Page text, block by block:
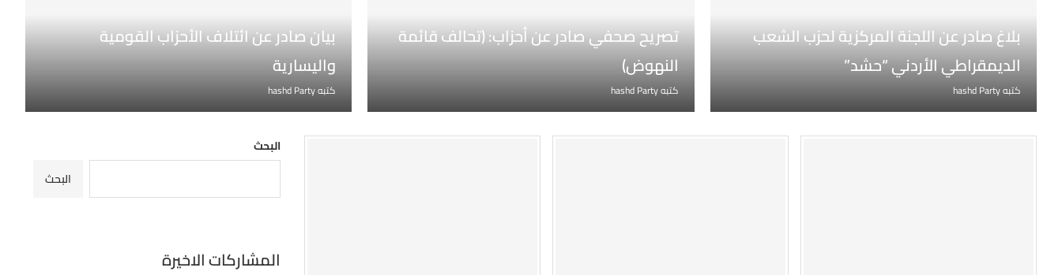
بلاغ صادر عن اللجنة المركزية لحزب الشعب
الديمقراطي الأردني “حشد”
كتبهhashd Party
تصريح صحفي صادر عن أحزاب: (تحالف قائمة
النهوض)
كتبهhashd Party
بيان صادر عن ائتلاف الأحزاب القومية
واليسارية
كتبهhashd Party
البحث
البحث
المشاركات الاخيرة